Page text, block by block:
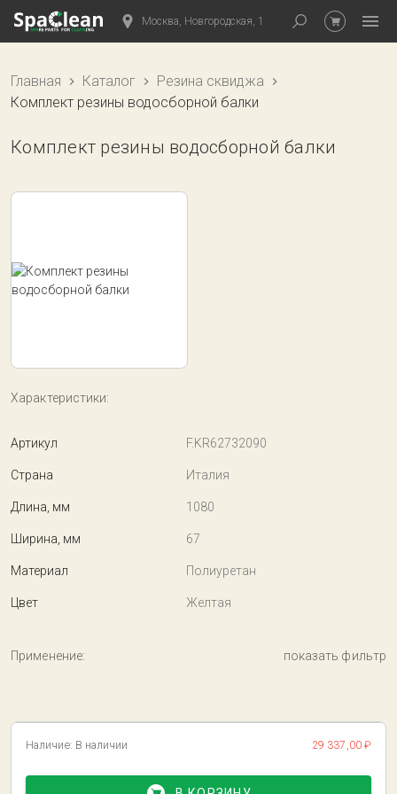
Москва, Новгородская, 1
Главная Каталог
Резина сквиджа
Комплект резины водосборной балки
Комплект резины водосборной балки
Характеристики:
Артикул F.KR62732090
Страна Италия
Длина, мм 1080
Ширина, мм 67
Материал Полиуретан
Цвет Желтая
Применение: показать фильтр
Наличие: В наличии 29 337,00 ₽